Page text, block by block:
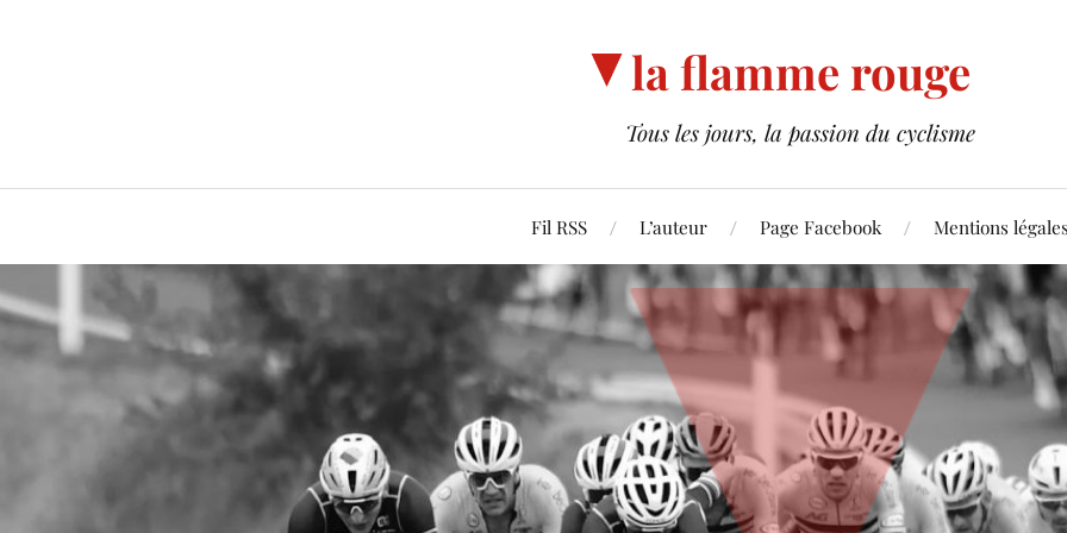
la flamme rouge
Tous les jours, la passion du cyclisme
Fil RSS L’auteur Page Facebook Mentions